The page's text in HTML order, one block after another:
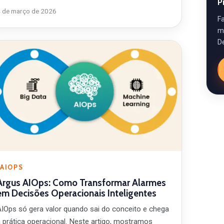
de março de 2026
AIOPS
AIOps: Como Transformar Alarmes
Decisões Operacionais Inteligentes
só gera valor quando sai do conceito e chega
prática operacional. Neste artigo, mostramos